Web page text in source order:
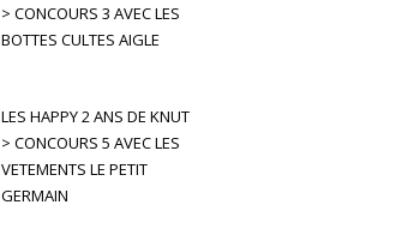
> CONCOURS 3 AVEC LES
BOTTES CULTES AIGLE
LES HAPPY 2 ANS DE KNUT
> CONCOURS 5 AVEC LES
VETEMENTS LE PETIT
GERMAIN